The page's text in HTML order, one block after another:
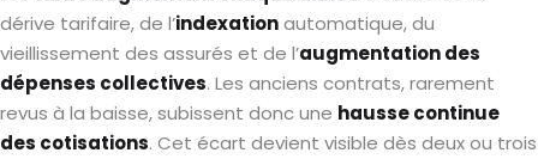
dérive tarifaire, de l’indexationautomatique, du
vieillissement des assurés et de l’augmentation des
dépenses collectives. Les anciens contrats, rarement
revus à la baisse, subissent donc une hausse continue
des cotisations. Cet écart devient visible dès deux ou trois